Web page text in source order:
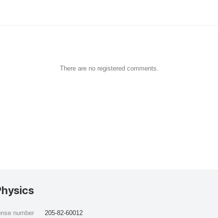
There are no registered comments.
number 205-82-60012